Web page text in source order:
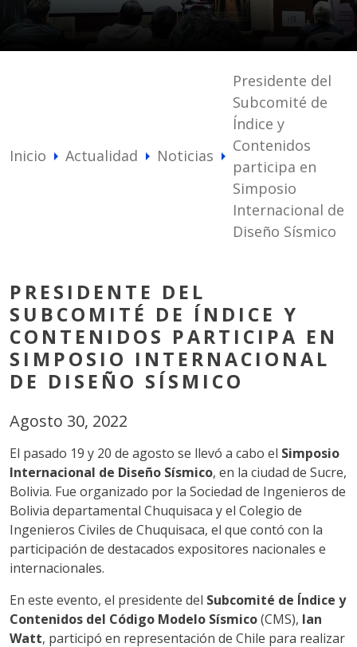
Inicio arrow_right Actualidad arrow_right Noticias arrow_right
Presidente del
Subcomité de
Índice y
Contenidos
participa en
Simposio
Internacional de
Diseño Sísmico
PRESIDENTE DEL
SUBCOMITÉ DE ÍNDICE Y
CONTENIDOS PARTICIPA EN
SIMPOSIO INTERNACIONAL
DE DISEÑO SÍSMICO
Agosto 30, 2022
El pasado 19 y 20 de agosto se llevó a cabo el Simposio
Internacional de Diseño Sísmico, en la ciudad de Sucre,
Bolivia. Fue organizado por la Sociedad de Ingenieros de
Bolivia departamental Chuquisaca y el Colegio de
Ingenieros Civiles de Chuquisaca, el que contó con la
participación de destacados expositores nacionales e
internacionales.
En este evento, el presidente del Subcomité de Índice y
Contenidos del Código Modelo Sísmico(CMS), Ian
Watt, participó en representación de Chile para realizar